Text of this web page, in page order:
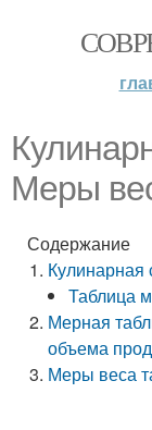
Меры
Содержание
Кулинарная
Таблица
Мерная
объема
Меры веса